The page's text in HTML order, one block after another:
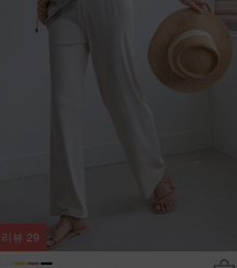
리뷰 29